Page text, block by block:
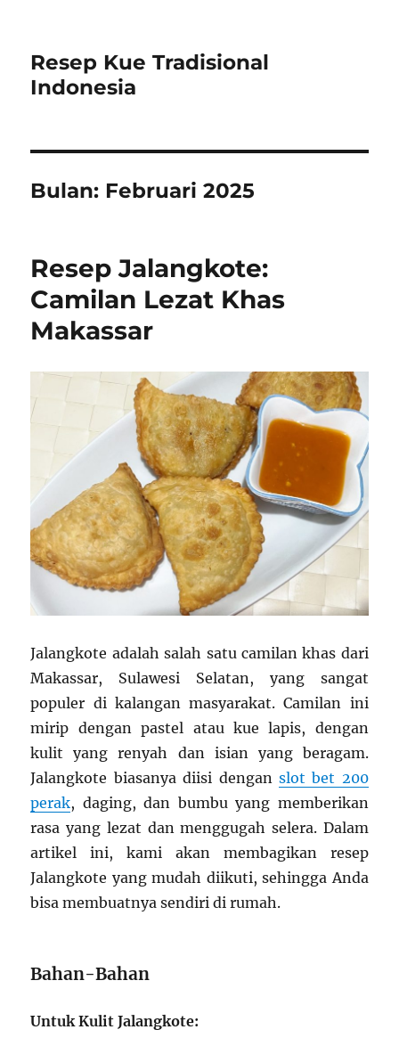
Resep Kue Tradisional
Indonesia
Bulan: Februari 2025
Resep Jalangkote:
Camilan Lezat Khas
Makassar
Jalangkote adalah salah satu camilan khas dari
Makassar, Sulawesi Selatan, yang sangat
populer di kalangan masyarakat. Camilan ini
mirip dengan pastel atau kue lapis, dengan
kulit yang renyah dan isian yang beragam.
Jalangkote biasanya diisi dengan slot bet 200
perak, daging, dan bumbu yang memberikan
rasa yang lezat dan menggugah selera. Dalam
artikel ini, kami akan membagikan resep
Jalangkote yang mudah diikuti, sehingga Anda
bisa membuatnya sendiri di rumah.
Bahan-Bahan
Untuk Kulit Jalangkote: